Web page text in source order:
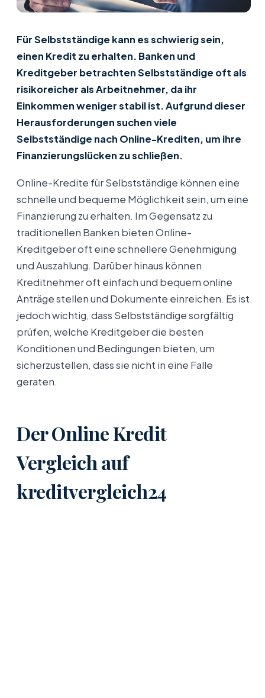
Für Selbstständige kann es schwierig sein,
einen Kredit zu erhalten. Banken und
Kreditgeber betrachten Selbstständige oft als
risikoreicher als Arbeitnehmer, da ihr
Einkommen weniger stabil ist. Aufgrund dieser
Herausforderungen suchen viele
Selbstständige nach Online-Krediten, um ihre
Finanzierungslücken zu schließen.
Online-Kredite für Selbstständige können eine
schnelle und bequeme Möglichkeit sein, um eine
Finanzierung zu erhalten. Im Gegensatz zu
traditionellen Banken bieten Online-
Kreditgeber oft eine schnellere Genehmigung
und Auszahlung. Darüber hinaus können
Kreditnehmer oft einfach und bequem online
Anträge stellen und Dokumente einreichen. Es ist
jedoch wichtig, dass Selbstständige sorgfältig
prüfen, welche Kreditgeber die besten
Konditionen und Bedingungen bieten, um
sicherzustellen, dass sie nicht in eine Falle
geraten.
Der Online Kredit
Vergleich auf
kreditvergleich24